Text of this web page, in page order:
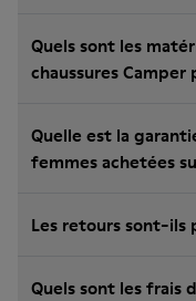
Quels sont les
chaussures Camper
Quelle est la
femmes achetées
Les retours sont-ils
Quels sont les frais